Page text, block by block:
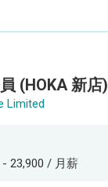
(HOKA 新店)
Limited
- 23,900 / 月薪